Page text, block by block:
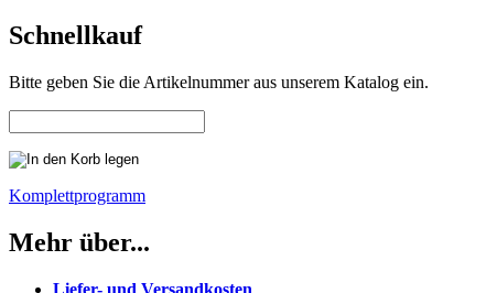
Schnellkauf
Bitte geben Sie die Artikelnummer aus unserem Katalog ein.
Komplettprogramm
Mehr über...
Liefer- und Versandkosten